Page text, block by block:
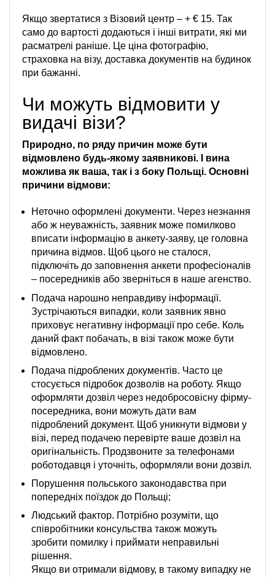
Якщо звертатися з Візовий центр – + € 15. Так
само до вартості додаються і інші витрати, які ми
расматрелі раніше. Це ціна фотографію,
страховка на візу, доставка документів на будинок
при бажанні.
Чи можуть відмовити у
видачі візи?
Природно, по ряду причин може бути
відмовлено будь-якому заявникові. І вина
можлива як ваша, так і з боку Польщі. Основні
причини відмови:
Неточно оформлені документи. Через незнання
або ж неуважність, заявник може помилково
вписати інформацію в анкету-заяву, це головна
причина відмов. Щоб цього не сталося,
підключіть до заповнення анкети професіоналів
– посередників або зверніться в наше агенство.
Подача нарошно неправдиву інформації.
Зустрічаються випадки, коли заявник явно
приховує негативну інформації про себе. Коль
даний факт побачать, в візі також може бути
відмовлено.
Подача підроблених документів. Часто це
стосується підробок дозволів на роботу. Якщо
оформляти дозвіл через недобросовісну фірму-
посередника, вони можуть дати вам
підроблений документ. Щоб уникнути відмови у
візі, перед подачею перевірте ваше дозвіл на
оригінальність. Продзвоните за телефонами
роботодавця і уточніть, оформляли вони дозвіл.
Порушення польського законодавства при
попередніх поїздок до Польщі;
Людський фактор. Потрібно розуміти, що
співробітники консульства також можуть
зробити помилку і приймати неправильні
рішення.
Якщо ви отримали відмову, в такому випадку не